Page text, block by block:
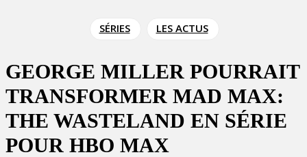
SÉRIES LES ACTUS
GEORGE MILLER POURRAIT
TRANSFORMER MAD MAX:
THE WASTELAND EN SÉRIE
POUR HBO MAX